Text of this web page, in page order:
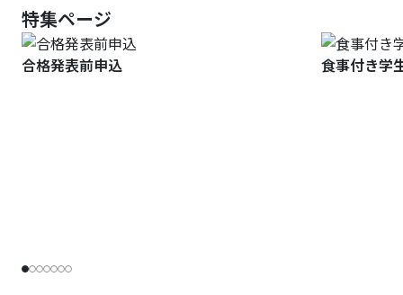
特集ページ
合格発表前申込 食事付き学